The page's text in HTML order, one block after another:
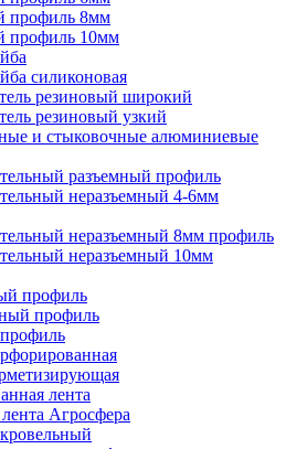
профиль 8мм
профиль 10мм
силиконовая
резиновый широкий
резиновый узкий
и стыковочные алюминиевые
разъемный профиль
неразъемный 4-6мм
неразъемный 8мм профиль
неразъемный 10мм
профиль
профиль
лента
Агросфера